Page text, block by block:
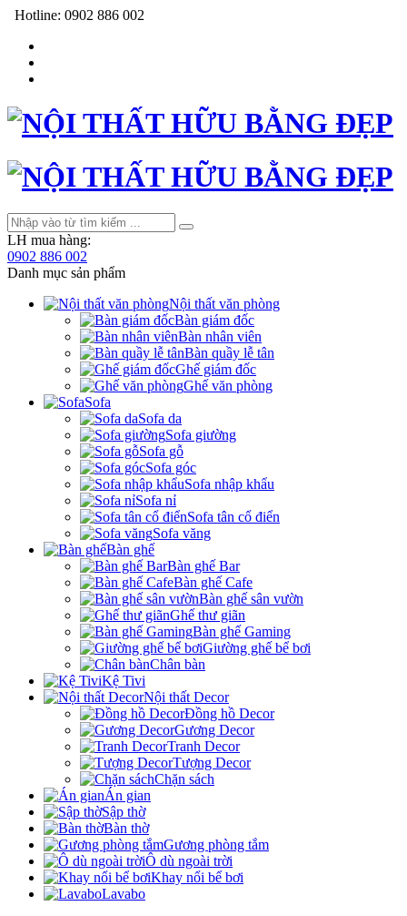
Hotline: 0902 886 002
LH mua hàng:
0902 886 002
Danh mục sản phẩm
Nội thất văn phòng
Bàn giám đốc
Bàn nhân viên
Bàn quầy lễ tân
Ghế giám đốc
Ghế văn phòng
Sofa
Sofa da
Sofa giường
Sofa gỗ
Sofa góc
Sofa nhập khẩu
Sofa nỉ
Sofa tân cổ điển
Sofa văng
Bàn ghế
Bàn ghế Bar
Bàn ghế Cafe
Bàn ghế sân vườn
Ghế thư giãn
Bàn ghế Gaming
Giường ghế bể bơi
Chân bàn
Kệ Tivi
Nội thất Decor
Đồng hồ Decor
Gương Decor
Tranh Decor
Tượng Decor
Chặn sách
Án gian
Sập thờ
Bàn thờ
Gương phòng tắm
Ô dù ngoài trời
Khay nổi bể bơi
Lavabo